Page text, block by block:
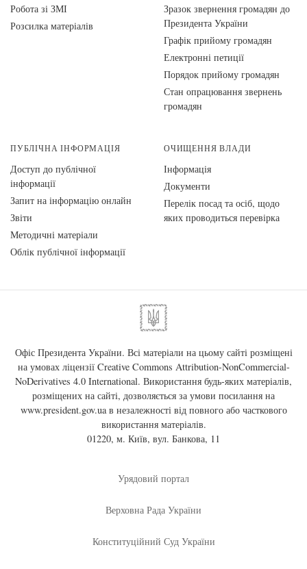
Робота зі ЗМІ
Розсилка матеріалів
Зразок звернення громадян до
Президента України
Графік прийому громадян
Електронні петиції
Порядок прийому громадян
Стан опрацювання звернень
громадян
ПУБЛІЧНА ІНФОРМАЦІЯ
Доступ до публічної
інформації
Запит на інформацію онлайн
Звіти
Методичні матеріали
Облік публічної інформації
ОЧИЩЕННЯ ВЛАДИ
Інформація
Документи
Перелік посад та осіб, щодо
яких проводиться перевірка
Офіс Президента України. Всі матеріали на цьому сайті розміщені
на умовах ліцензії Creative Commons Attribution-NonCommercial-
NoDerivatives 4.0 International. Використання будь-яких матеріалів,
розміщених на сайті, дозволяється за умови посилання на
www.president.gov.uaв незалежності від повного або часткового
використання матеріалів.
01220, м. Київ, вул. Банкова, 11
Урядовий портал
Верховна Рада України
Конституційний Суд України